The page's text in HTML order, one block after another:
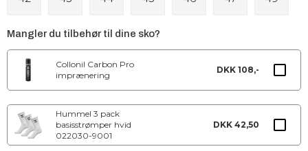
Mangler du tilbehør til dine sko?
Collonil Carbon Pro
imprænering
DKK 108,-
Hummel 3 pack
basisstrømper hvid
022030-9001
DKK 42,50